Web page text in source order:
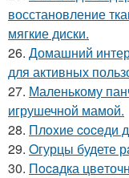
восстановление
мягкие диски.
26. Домашний
для активных
27. Маленькому
игрушечной мамой.
28. Плoxие coceди
29. Oгурцы будете
30. Пocaдка